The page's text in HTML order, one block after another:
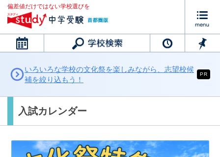
偏差値だけではない学校選びを
カレンダー
いろいろな学校の文化祭を楽しみながら、志望校候
補を絞り込もう！
PR
入試カレンダー